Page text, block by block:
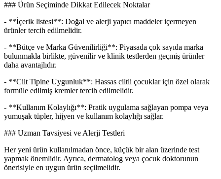
### Ürün Seçiminde Dikkat Edilecek Noktalar
- **İçerik listesi**: Doğal ve alerji yapıcı maddeler içermeyen
ürünler tercih edilmelidir.
- **Bütçe ve Marka Güvenilirliği**: Piyasada çok sayıda marka
bulunmakla birlikte, güvenilir ve klinik testlerden geçmiş ürünler
daha avantajlıdır.
- **Cilt Tipine Uygunluk**: Hassas ciltli çocuklar için özel olarak
formüle edilmiş kremler tercih edilmelidir.
- **Kullanım Kolaylığı**: Pratik uygulama sağlayan pompa veya
yumuşak tüpler, hijyen ve kullanım kolaylığı sağlar.
### Uzman Tavsiyesi ve Alerji Testleri
Her yeni ürün kullanılmadan önce, küçük bir alan üzerinde test
yapmak önemlidir. Ayrıca, dermatolog veya çocuk doktorunun
önerisiyle en uygun ürün seçilmelidir.